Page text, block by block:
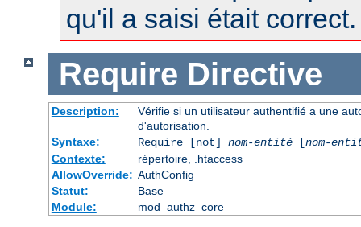
qu'il a saisi était correct.
Require Directive
Description:
Vérifie si un utilisateur authentifié a une
d'autorisation.
Syntaxe:
Require [not] nom-entité[nom-
Contexte:
répertoire, .htaccess
AllowOverride: AuthConfig
Statut:
Base
Module:
mod_authz_core